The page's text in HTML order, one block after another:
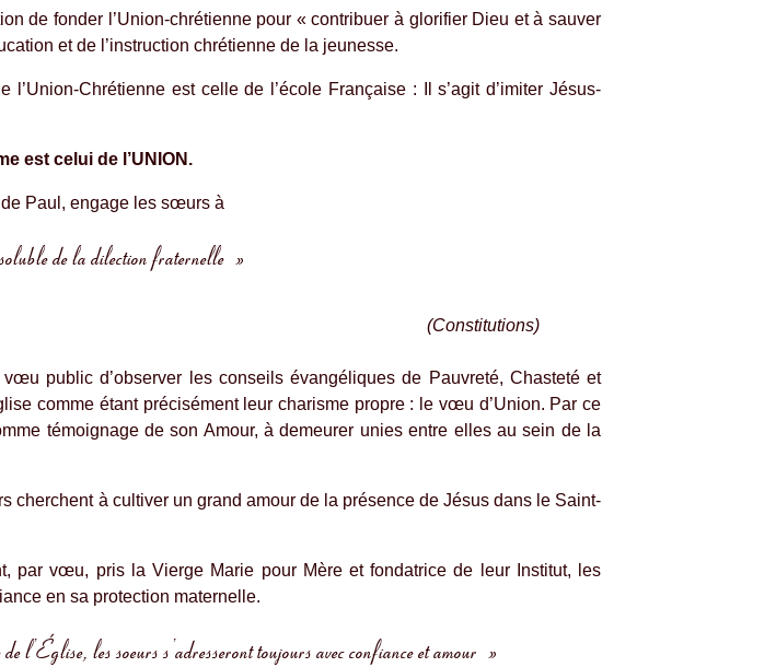
de fonder l’Union-chrétienne pour « contribuer à glorifier Dieu et à sauver
et de l’instruction chrétienne de la jeunesse.
Chrétienne est celle de l’école Française : Il s’agit d’imiter Jésus-
est celui de l’UNION.
Paul, engage les sœurs à
de la dilection fraternelle »
(Constitutions)
public d’observer les conseils évangéliques de Pauvreté, Chasteté et
comme étant précisément leur charisme propre : le vœu d’Union. Par ce
témoignage de son Amour, à demeurer unies entre elles au sein de la
cherchent à cultiver un grand amour de la présence de Jésus dans le Saint-
par vœu, pris la Vierge Marie pour Mère et fondatrice de leur Institut, les
en sa protection maternelle.
les soeurs s’adresseront toujours avec confiance et amour »